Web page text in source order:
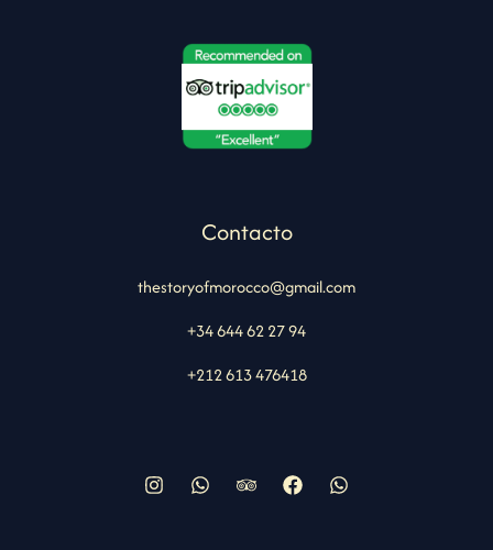
Contacto
thestoryofmorocco@gmail.com
+34 644 62 27 94
+212 613 476418